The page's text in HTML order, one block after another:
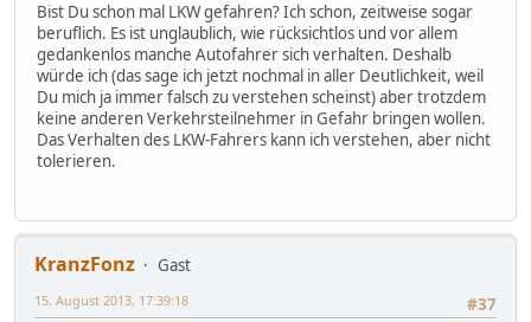
Bist Du schon mal LKW gefahren? Ich schon, zeitweise sogar
beruflich. Es ist unglaublich, wie rücksichtlos und vor allem
gedankenlos manche Autofahrer sich verhalten. Deshalb
würde ich (das sage ich jetzt nochmal in aller Deutlichkeit, weil
Du mich ja immer falsch zu verstehen scheinst) aber trotzdem
keine anderen Verkehrsteilnehmer in Gefahr bringen wollen.
Das Verhalten des LKW-Fahrers kann ich verstehen, aber nicht
tolerieren.
KranzFonz
Gast
#37
15. August 2013, 17:39:18